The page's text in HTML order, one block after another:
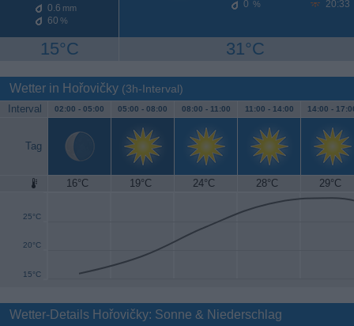
0.6 mm
60 %
15°C
0 %
20:33
31°C
Wetter in Hořovičky (3h-Interval)
Interval 02:00 - 05:00 05:00 - 08:00 08:00 - 11:00 11:00 - 14:00 14:00 -
Tag
16°C 19°C 24°C 28°C 29°C
15°C
20°C
25°C
30°C
Wetter-Details Hořovičky: Sonne & Niederschlag